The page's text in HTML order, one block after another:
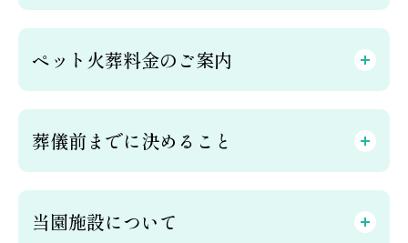
ペット火葬料金のご案内
葬儀前までに決めること
当園施設について